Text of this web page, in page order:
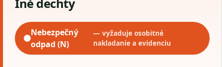
Nebezpečný
odpad (N)
— vyžaduje osobitné
nakladanie a evidenciu